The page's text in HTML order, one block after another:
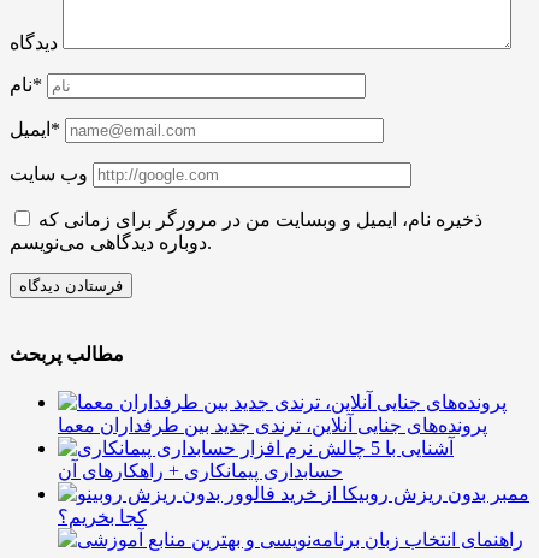
دیدگاه
نام*
ایمیل*
وب سایت
ذخیره نام، ایمیل و وبسایت من در مرورگر برای زمانی که
دوباره دیدگاهی می‌نویسم.
مطالب پربحث
پرونده‌های جنایی آنلاین، ترندی جدید بین طرفداران معما
آشنایی با 5 چالش
حسابداری پیمانکاری + راهکارهای آن
ممبر بدون ریزش روبیکا از
کجا بخریم؟